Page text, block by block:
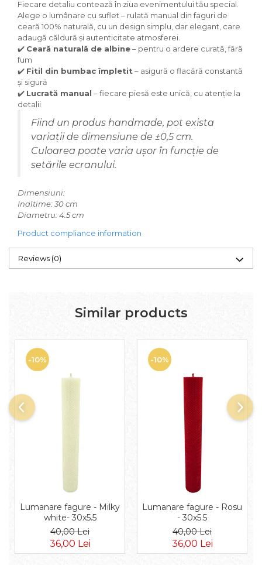
Fiecare detaliu contează în ziua evenimentului tău special.
Alege o lumânare cu suflet – rulată manual din faguri de
ceară 100% naturală, cu un design simplu, dar elegant, care
adaugă căldură și autenticitate atmosferei.
✔️ Ceară naturală de albine– pentru o ardere curată, fără
fum
✔️ Fitil din bumbac împletit – asigură o flacără constantă
și sigură
✔️ Lucrată manual – fiecare piesă este unică, cu atenție la
detalii
Fiind un produs handmade, pot exista
variații de dimensiune de ±0,5 cm.
Culoarea poate varia ușor în funcție de
setările ecranului.
Dimensiuni:
Inaltime: 30 cm
Diametru: 4.5 cm
Product compliance information
Reviews (0)
Similar products
-10%
Lumanare fagure - Milky
white- 30x5.5
40,00 Lei
36,00 Lei
-10%
Lumanare fagure - Rosu
- 30x5.5
40,00 Lei
36,00 Lei